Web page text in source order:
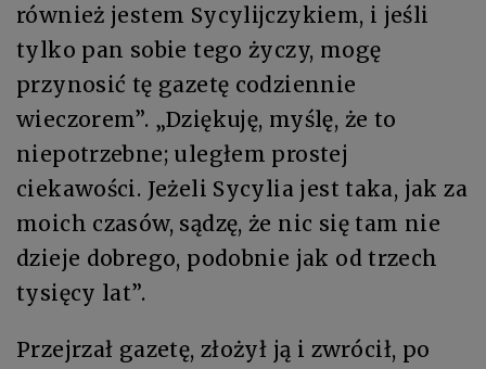
również jestem Sycylijczykiem, i jeśli
tylko pan sobie tego życzy, mogę
przynosić tę gazetę codziennie
wieczorem”. „Dziękuję, myślę, że to
niepotrzebne; uległem prostej
ciekawości. Jeżeli Sycylia jest taka, jak za
moich czasów, sądzę, że nic się tam nie
dzieje dobrego, podobnie jak od trzech
tysięcy lat”.
Przejrzał gazetę, złożył ją i zwrócił, po